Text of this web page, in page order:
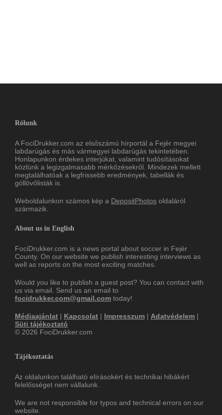
Rólunk
A FociDrukker.com az elsőszámú hírportál a Fejér megyei
labdarúgás és más vármegyei labdarúgás tekintetében.
Honlapunkon érdekes interjúkat, valamint tudósításokat
közlünk a legizgalmasabb mérkőzésekről. Mindezek mellett
megtalálhatóak a legfrissebb eredmények, tabellák és
góllövőlisták is.
Weboldalunkon számos kép a DepositPhotos oldaláról
származik.
About us in English
FociDrukker.com is a news portal about soccer in Fejér
County. On our website we publish interesting interviews as
well as reports on the most exciting matches.
Would you like to publish a guest post? You can contact with
us via email. Send us an email to
focidrukker.com@gmail.com today!
Médiaajánlat | Kapcsolat | Impresszum | Adatvédelem |
Süti tájékoztató
© 2026 FociDrukker.com
Tájékoztatás
Az oldalunkon található elírásokért és technikai hibákért
felelősséget nem vállalunk.
We are not responsible for typos and technical errors on our
website.